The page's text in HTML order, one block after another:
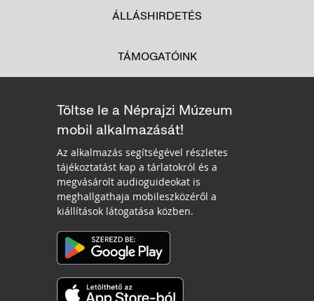
ÁLLÁSHIRDETÉS
TÁMOGATÓINK
Töltse le a Néprajzi Múzeum
mobil alkalmazását!
Az alkalmazás segítségével részletes
tájékoztatást kap a tárlatokról és a
megvásárolt audioguideokat is
meghallgathaja mobileszközéről a
kiállítások látogatása közben.